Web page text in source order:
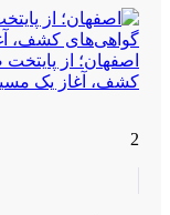
اصفهان؛ از
کشف، آغاز یک
2